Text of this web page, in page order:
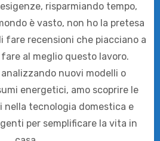
risparmiando tempo,
è vasto, non ho la pretesa
fare recensioni che piacciano a
al meglio questo lavoro.
nuovi modelli o
energetici, amo scoprire le
nella tecnologia domestica e
per semplificare la vita in